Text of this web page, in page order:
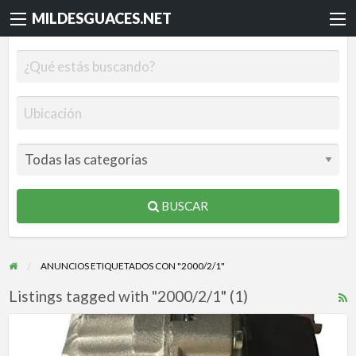
MILDESGUACES.NET
BUSCAR
ANUNCIOS ETIQUETADOS CON "2000/2/1"
Listings tagged with "2000/2/1" (1)
ALTERNATOR
RENAULT